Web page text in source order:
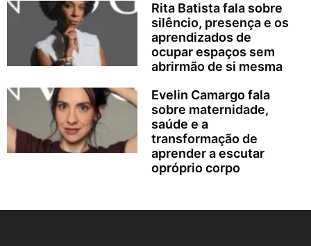
Rita Batista fala sobre
silêncio, presença e os
aprendizados de
ocupar espaços sem
abrirmão de si mesma
Evelin Camargo fala
sobre maternidade,
saúde e a
transformação de
aprender a escutar
opróprio corpo